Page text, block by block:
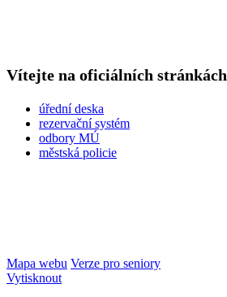
Vítejte na oficiálních stránkách
úřední deska
rezervační systém
odbory MÚ
městská policie
Mapa webu Verze pro seniory
Vytisknout